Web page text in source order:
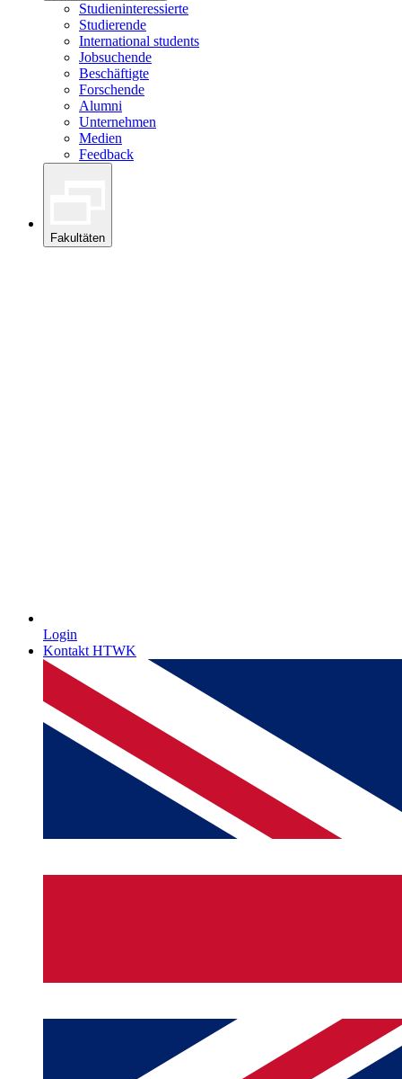
Studieninteressierte
Studierende
International students
Jobsuchende
Beschäftigte
Forschende
Alumni
Unternehmen
Medien
Feedback
Fakultäten
Login
Kontakt HTWK